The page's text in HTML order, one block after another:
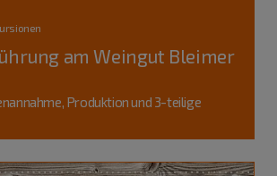
am Weingut Bleimer
Produktion und 3-teilige